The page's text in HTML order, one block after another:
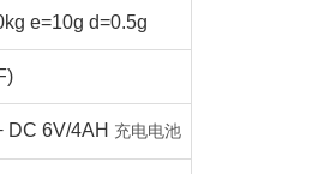
e=10g d=0.5g
DC 6V/4AH 充电电池